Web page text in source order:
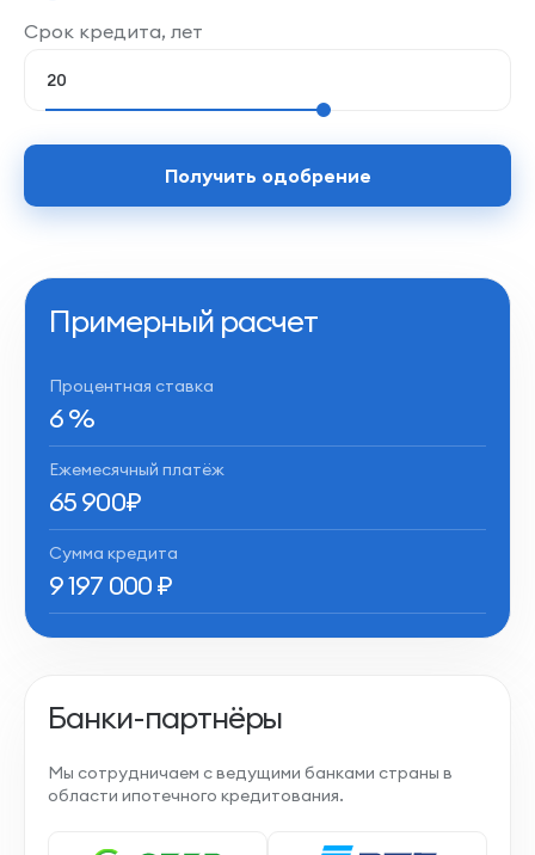
Срок кредита, лет
Получить одобрение
Примерный расчет
Процентная ставка
6%
Ежемесячный платёж
65 900₽
Сумма кредита
9 197 000₽
Банки-партнёры
Мы сотрудничаем с ведущими банками страны в
области ипотечного кредитования.